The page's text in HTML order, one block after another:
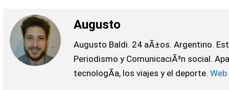
Augusto
Augusto Baldi. 24 aÃ±os. Argentino.
Periodismo y ComunicaciÃ³n social.
tecnologÃ­a, los viajes y el deporte. Web